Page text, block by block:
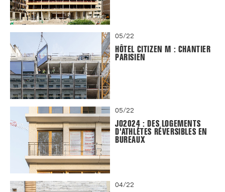
05/22
HÔTEL CITIZEN M : CHANTIER
PARISIEN
05/22
JO2024 : DES LOGEMENTS
D'ATHLÈTES RÉVERSIBLES EN
BUREAUX
04/22